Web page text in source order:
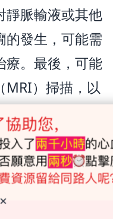
靜脈輸液或其他
的發生，可能需
療。最後，可能
MRI）掃描，以
用。
種非常有效的治
測和管理，以確
。因此，建議您
按照醫生的建
×